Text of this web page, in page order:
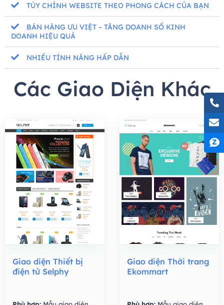
TÙY CHỈNH WEBSITE THEO PHONG CÁCH CỦA BẠN
BÁN HÀNG ƯU VIỆT – TĂNG DOANH SỐ KINH
DOANH HIỆU QUẢ
NHIỀU TÍNH NĂNG HẤP DẪN
Các Giao Diện Khác
Giao diện Thiết bị
điện tử Selphy
Giao diện Thời trang
Ekommart